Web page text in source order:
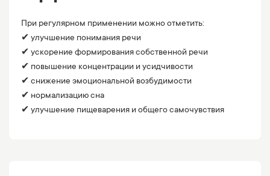
При регулярном применении можно отметить:
✔ улучшение понимания речи
✔ ускорение формирования собственной речи
✔ повышение концентрации и усидчивости
✔ снижение эмоциональной возбудимости
✔ нормализацию сна
✔ улучшение пищеварения и общего самочувствия